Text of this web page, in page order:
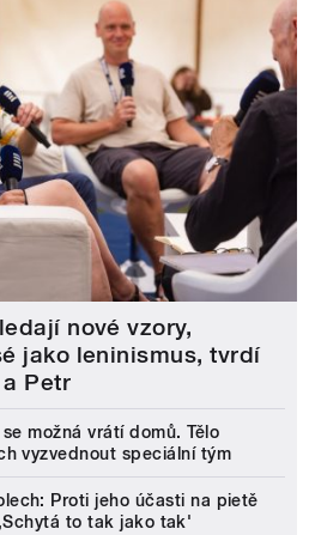
nové vzory,
jako leninismus, tvrdí
Petr
možná vrátí domů. Tělo
vyzvednout speciální tým
Proti jeho účasti na pietě
to tak jako tak'